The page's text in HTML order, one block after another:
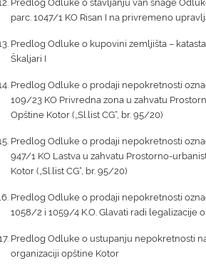
Predlog Odluke o stavljanju van snage
parc. 1047/1 KO Risan I na privremeno
Predlog Odluke o kupovini zemljišta –
Škaljari I
Predlog Odluke o prodaji nepokretnosti
109/23 KO Privredna zona u zahvatu
Opštine Kotor („Sl.list CG“, br. 95/20)
Predlog Odluke o prodaji nepokretnosti
947/1 KO Lastva u zahvatu Prostorno-
Kotor („Sl.list CG“, br. 95/20)
Predlog Odluke o prodaji nepokretnosti
1058/2 i 1059/4 K.O. Glavati radi legalizacije
Predlog Odluke o ustupanju nepokretnosti
organizaciji opštine Kotor